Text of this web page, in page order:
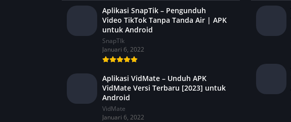
Aplikasi SnapTik – Pengunduh
Video TikTok Tanpa Tanda Air | APK
untuk Android
SnapTIk
Januari 6, 2022
Aplikasi VidMate – Unduh APK
VidMate Versi Terbaru [2023] untuk
Android
VidMate
Januari 6, 2022